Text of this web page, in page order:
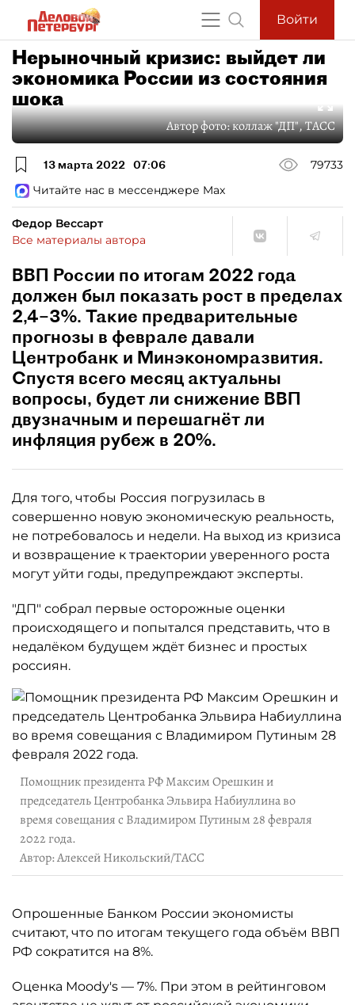
Войти
Нерыночный кризис: выйдет ли
экономика России из состояния
шока
Автор фото:коллаж "ДП", ТАСС
13 марта 2022 07:06
79733
Читайте нас в мессенджере Max
Федор Вессарт
Все материалы автора
ВВП России по итогам 2022 года
должен был показать рост в пределах
2,4–3%. Такие предварительные
прогнозы в феврале давали
Центробанк и Минэкономразвития.
Спустя всего месяц актуальны
вопросы, будет ли снижение ВВП
двузначным и перешагнёт ли
инфляция рубеж в 20%.
Для того, чтобы Россия погрузилась в
совершенно новую экономическую реальность,
не потребовалось и недели. На выход из кризиса
и возвращение к траектории уверенного роста
могут уйти годы, предупреждают эксперты.
"ДП" собрал первые осторожные оценки
происходящего и попытался представить, что в
недалёком будущем ждёт бизнес и простых
россиян.
Помощник президента РФ Максим Орешкин и
председатель Центробанка Эльвира Набиуллина во
время совещания с Владимиром Путиным 28 февраля
2022 года.
Автор: Алексей Никольский/ТАСС
Опрошенные Банком России экономисты
считают, что по итогам текущего года объём ВВП
РФ сократится на 8%.
Оценка Moody's — 7%. При этом в рейтинговом